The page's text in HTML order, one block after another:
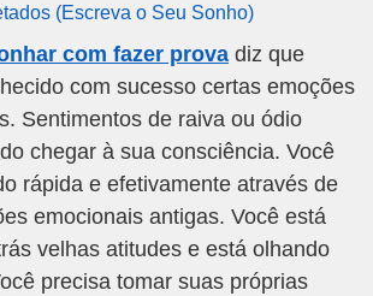
(Escreva o Seu Sonho)
com fazer prova diz que
com sucesso certas emoções
Sentimentos de raiva ou ódio
chegar à sua consciência. Você
rápida e efetivamente através de
emocionais antigas. Você está
velhas atitudes e está olhando
precisa tomar suas próprias